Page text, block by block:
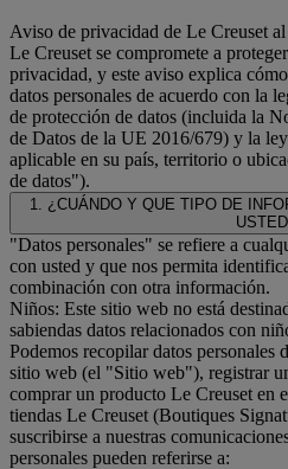
Aviso de privacidad de Le Creuset
Le Creuset se compromete a
privacidad, y este aviso explica
datos personales de acuerdo con la
de protección de datos (incluida la
de Datos de la UE 2016/679) y la
aplicable en su país, territorio o
de datos").
1. ¿CUÁNDO Y QUE TIPO DE
"Datos personales" se refiere a
con usted y que nos permita
combinación con otra información.
Niños: Este sitio web no está
sabiendas datos relacionados con
Podemos recopilar datos personales
sitio web (el "Sitio web"), registrar
comprar un producto Le Creuset en
tiendas Le Creuset (Boutiques
suscribirse a nuestras
personales pueden referirse a: